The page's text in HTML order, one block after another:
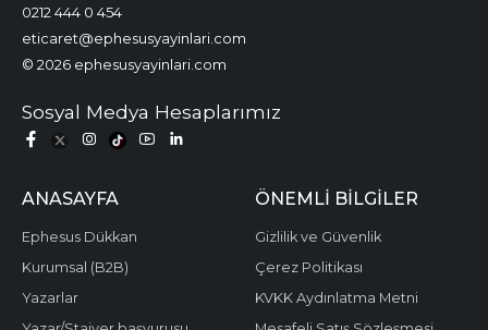
0212 444 0 454
eticaret@ephesusyayinlari.com
© 2026 ephesusyayinlari.com
Sosyal Medya Hesaplarımız
ANASAYFA
Ephesus Dükkan
Kurumsal (B2B)
Yazarlar
ÖNEMLI BILGILER
Gizlilik ve Güvenlik
Çerez Politikası
KVKK Aydınlatma Metni